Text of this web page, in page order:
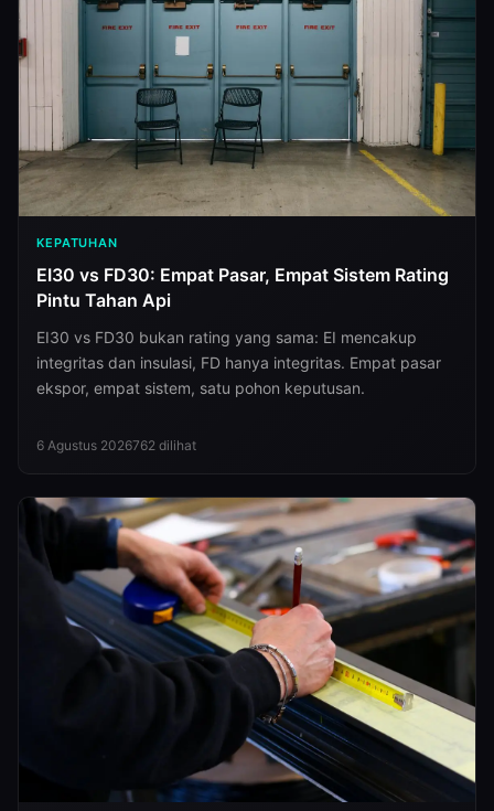
KEPATUHAN
EI30 vs FD30: Empat Pasar, Empat Sistem Rating
Pintu Tahan Api
EI30 vs FD30 bukan rating yang sama: EI mencakup
integritas dan insulasi, FD hanya integritas. Empat pasar
ekspor, empat sistem, satu pohon keputusan.
6 Agustus 2026762 dilihat